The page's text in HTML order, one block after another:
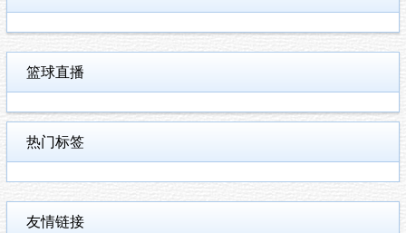
篮球直播
热门标签
友情链接